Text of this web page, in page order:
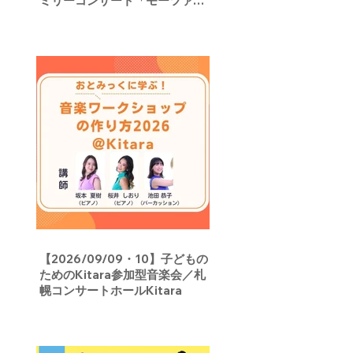
【2026/09/09・10】子どもの
ためのKitara参加型音楽会／札
幌コンサートホールKitara